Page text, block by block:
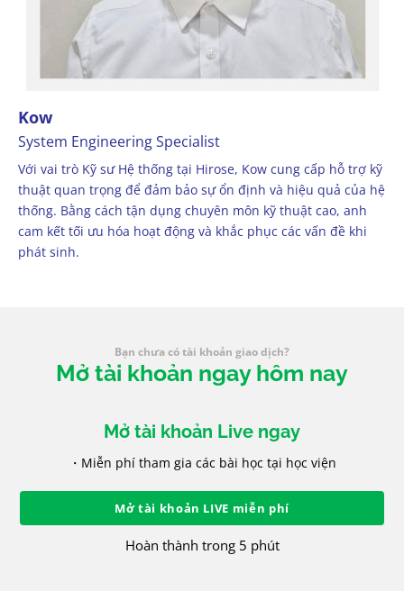
Kow
System Engineering Specialist
Với vai trò Kỹ sư Hệ thống tại Hirose, Kow cung cấp hỗ trợ kỹ
thuật quan trọng để đảm bảo sự ổn định và hiệu quả của hệ
thống. Bằng cách tận dụng chuyên môn kỹ thuật cao, anh
cam kết tối ưu hóa hoạt động và khắc phục các vấn đề khi
phát sinh.
Bạn chưa có tài khoản giao dịch?
Mở tài khoản ngay hôm nay
Mở tài khoản Live ngay
・Miễn phí tham gia các bài học tại học viện
Mở tài khoản LIVE miễn phí
Hoàn thành trong 5 phút